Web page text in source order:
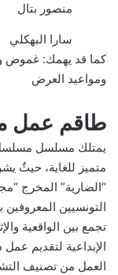
منصور بتال
سارا البهكلي
كما قد يهمك:غموض
ومواعيد العرض
طاقم عمل
متميز للغاية، حيثٌ
“الضارية” المخرج
التونسيين المعروفين
تجمع بين الواقعية
العمل من تصنيف